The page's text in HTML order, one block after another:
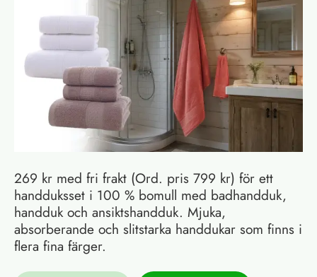
269 kr med fri frakt (Ord. pris 799 kr) för ett
handduksset i 100 % bomull med badhandduk,
handduk och ansiktshandduk. Mjuka,
absorberande och slitstarka handdukar som finns i
flera fina färger.